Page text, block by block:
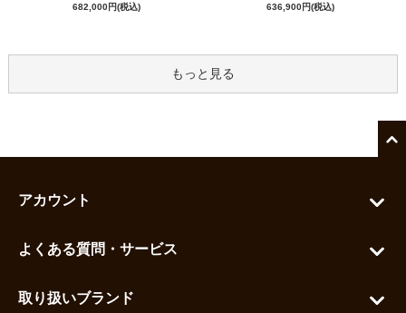
682,000円(税込)
636,900円(税込)
もっと見る
アカウント
お気に入りを見る
よくある質問・サービス
取り扱いブランド